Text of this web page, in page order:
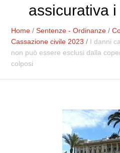
assicurativa
Home /Sentenze - Ordinanze /
Cassazione civile 2023 / I danni
non può essere esclusi dalla
colposi